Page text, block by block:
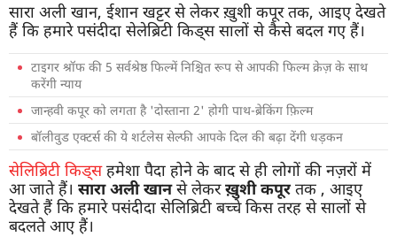
सारा अली खान, ईशान खट्टर से लेकर ख़ुशी कपूर तक, आइए देखते
हैं कि हमारे पसंदीदा सेलेब्रिटी किड्स सालों से कैसे बदल गए हैं।
टाइगर श्रॉफ की 5 सर्वश्रेष्ठ फिल्में निश्चित रूप से आपकी फिल्म क्रेज़ के साथ
करेंगी न्याय
जान्हवी कपूर को लगता है 'दोस्ताना 2' होगी पाथ-ब्रेकिंग फ़िल्म
बॉलीवुड एक्टर्स की ये शर्टलेस सेल्फी आपके दिल की बढ़ा देंगी धड़कन
सेलिब्रिटी किड्सहमेशा पैदा होने के बाद से ही लोगों की नज़रों में
आ जाते हैं। सारा अली खानसे लेकरख़ुशी कपूरतक , आइए
देखते हैं कि हमारे पसंदीदा सेलिब्रिटी बच्चे किस तरह से सालों से
बदलते आए हैं।